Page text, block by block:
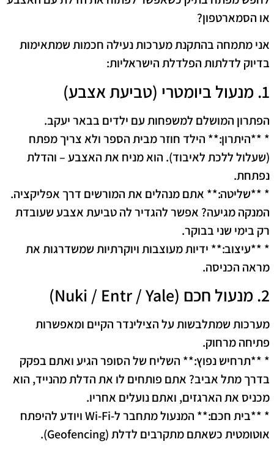
או הסמארטפון?
אני מתמחה בהתקנת מערכות נעילה חכמות שמתאימות
בדיוק לדלתות הפלדלת הישראליות:
1. מנעול ביומטרי (טביעת אצבע)
הפתרון המושלם למשפחות עם ילדים בבאר יעקב.
* **היתרון:** הילד חוזר מבית הספר ולא צריך מפתח
(שעלול ללכת לאיבוד). הוא מניח את האצבע – והדלת
נפתחת.
* **שליטה:** אתם מנהלים את המורשים דרך אפליקציה.
המנקה מגיעה? אפשר להגדיר לה טביעת אצבע שעובדת
רק בימי שני בבוקר.
* **עיצוב:** ידיות מעוצבות ויוקרתיות שמשדרגות את
מראה הכניסה.
2. מנעול חכם (Nuki / Entr / Yale)
מערכות שמתלבשות על הצילינדר הקיים ומאפשרות
פתיחה מרחוק.
* **תרחיש נפוץ:** השליח של הסופר הגיע ואתם בפקק
בדרך מתל אביב? אתם פותחים לו את הדלת מהנייד, הוא
מכניס את הארגזים, ואתם נועלים אחריו.
* **בית חכם:** המנעול מתחבר ל-Wi-Fi ויודע להיפתח
אוטומטית כשאתם מתקרבים לדלת (Geofencing).